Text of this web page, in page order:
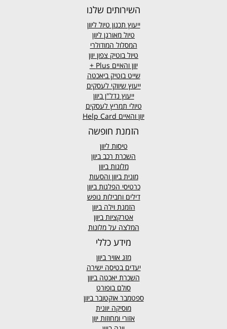
השירותים שלנו
ייעוץ תכנון טיול ליוון
טיול מאורגן ליוון
המסלול המודולרי
טיול בוטיק צפון יוון
יוון והאיים Plus +
שייט בוטיק ביאכטה
ייעוץ שיווקי לעסקים
ייעוץ נדל"ן ביוון
טיולי תמריץ לעסקים
יוון והאיים Help Card
הזמנת חופשה
טיסות ליוון
השכרת רכב ביוון
מלונות ביוון
מונית ביוון והסעות
כרטיסי הפלגות ביוון
דילים וחבילות נופש
הזמנת וילה ביוון
אטרקציות ביוון
המלצה על מלונות
מידע כללי
מזג אוויר ביוון
יעדים בטיסה ישירה
השכרת יאכטה ביוון
סולם בופורט
ספטמבר אוקטובר ביוון
מוסיקה יוונית
אזורי ומחוזות יוון